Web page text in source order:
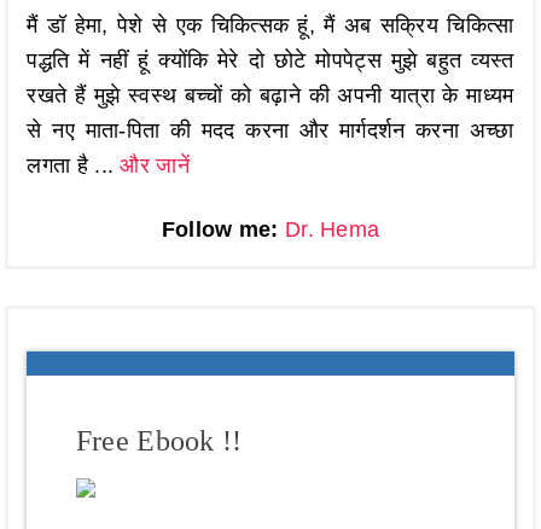
मैं डॉ हेमा, पेशे से एक चिकित्सक हूं, मैं अब सक्रिय चिकित्सा
पद्धति में नहीं हूं क्योंकि मेरे दो छोटे मोपपेट्स मुझे बहुत व्यस्त
रखते हैं मुझे स्वस्थ बच्चों को बढ़ाने की अपनी यात्रा के माध्यम
से नए माता-पिता की मदद करना और मार्गदर्शन करना अच्छा
लगता है ...और जानें
Follow me: Dr. Hema
Free Ebook !!